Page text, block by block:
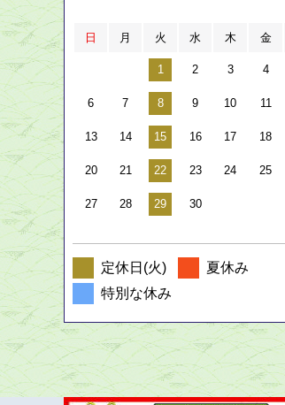
日 月 火 水 木 金
1 2 3 4
6 7 8 9 10 11
13 14 15 16 17 18
20 21 22 23 24 25
27 28 29 30
定休日(火)
夏休み
特別な休み